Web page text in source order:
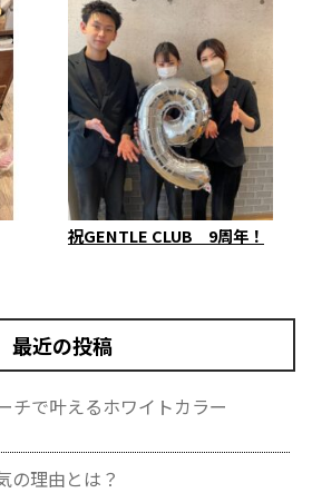
祝GENTLE CLUB 9周年！
最近の投稿
チで叶えるホワイトカラー
の理由とは？